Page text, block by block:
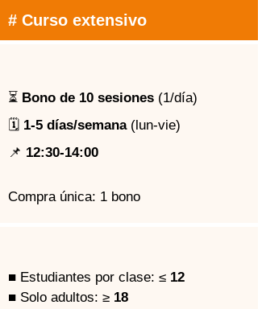
# Curso extensivo
⏳ Bono de 10 sesiones (1/día)
🗓️ 1-5 días/semana (lun-vie)
📌 12:30-14:00
Compra única: 1 bono
■ Estudiantes por clase: ≤ 12
■ Solo adultos: ≥ 18